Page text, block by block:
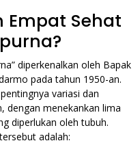
Empat Sehat
diperkenalkan oleh Bapak
pada tahun 1950-an.
variasi dan
dengan menekankan lima
diperlukan oleh tubuh.
adalah: